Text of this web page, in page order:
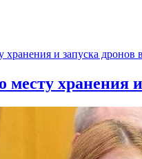
месту хранения